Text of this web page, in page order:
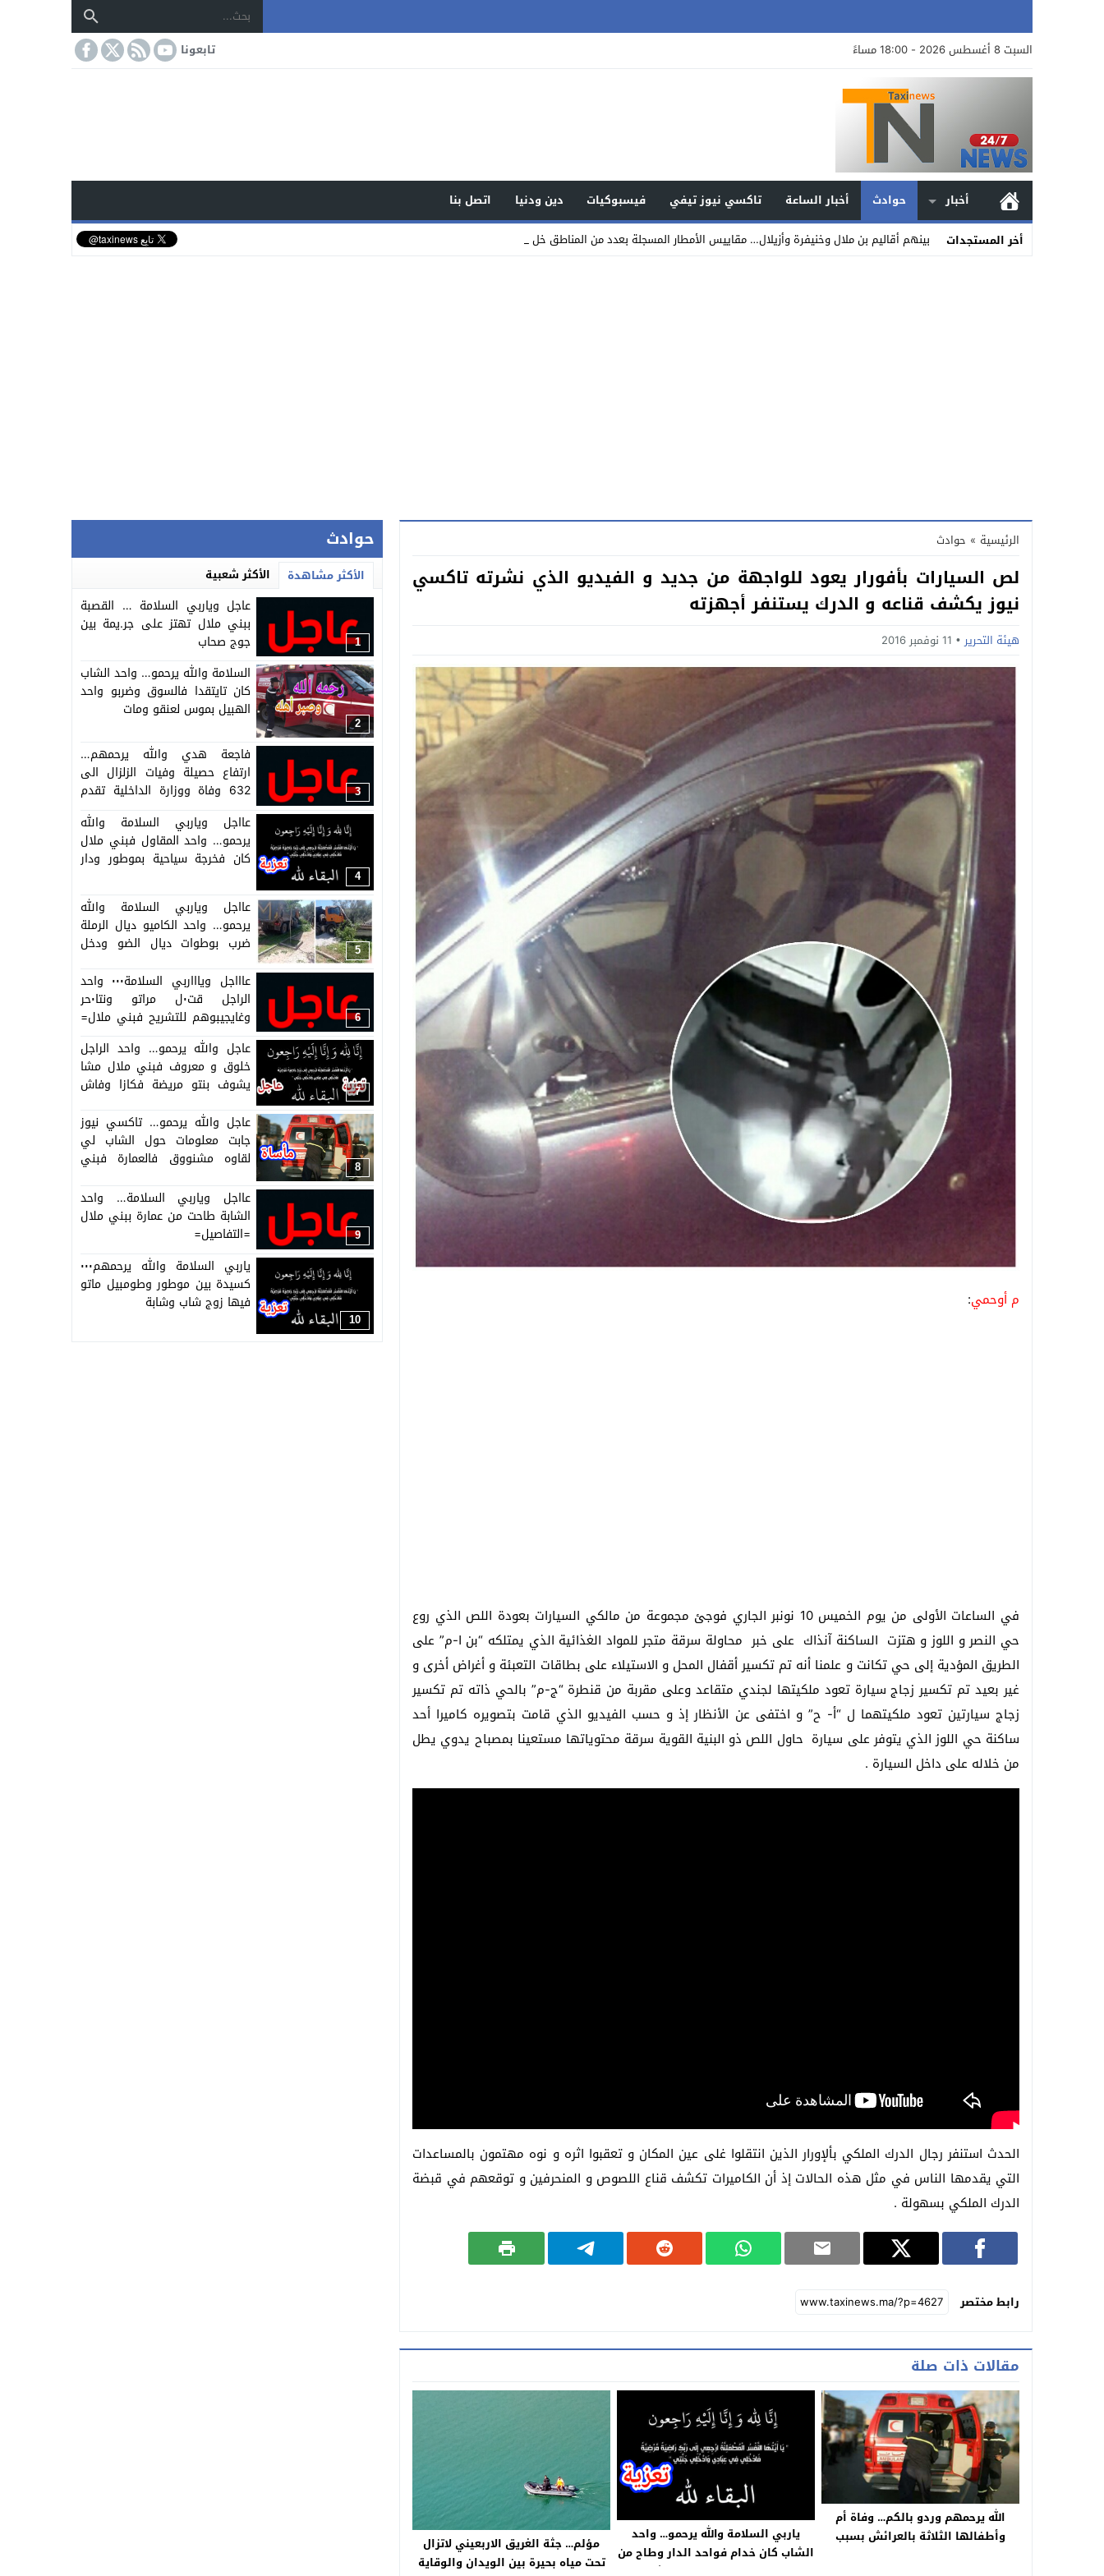
السبت 8 أغسطس 2026 - 18:00 مساءً تابعونا
أخبار حوادث أخبار الساعة تاكسي نيوز تيفي فيسبوكيات دين ودنيا
اتصل بنا
أخر المستجدات
بينهم أقاليم بن ملال وخنيفرة وأزيلال… مقاييس الأمطار المسجلة بعدد من المناطق خلال 24 ساعة
الرئيسية » حوادث
لص السيارات بأفورار يعود للواجهة من جديد و الفيديو الذي نشرته تاكسي
نيوز يكشف قناعه و الدرك يستنفر أجهزته
هيئة التحرير 11 نوفمبر 2016
م أوحمي:
في الساعات الأولى من يوم الخميس 10 نونبر الجاري فوجئ مجموعة من مالكي السيارات بعودة اللص الذي روع
حي النصر و اللوز و هتزت الساكنة آنذاك على خبر محاولة سرقة متجر للمواد الغذائية الذي يمتلكه “بن ا-م” على
الطريق المؤدية إلى حي تكانت و علمنا أنه تم تكسير أقفال المحل و الاستيلاء على بطاقات التعبئة و أغراض أخرى و
غير بعيد تم تكسير زجاج سيارة تعود ملكيتها لجندي متقاعد وعلى مقربة من قنطرة “ج-م” بالحي ذاته تم تكسير
زجاج سيارتين تعود ملكيتهما ل “أ- ح” و اختفى عن الأنظار إذ و حسب الفيديو الذي قامت بتصويره كاميرا أحد
ساكنة حي اللوز الذي يتوفر على سيارة حاول اللص ذو البنية القوية سرقة محتوياتها مستعينا بمصباح يدوي يطل
من خلاله على داخل السيارة .
الحدث استنفر رجال الدرك الملكي بألإورار الذين انتقلوا غلى عين المكان و تعقبوا اثره و نوه مهتمون بالمساعدات
التي يقدمها الناس في مثل هذه الحالات إذ أن الكاميرات تكشف قناع اللصوص و المنحرفين و توقعهم في قبضة
الدرك الملكي بسهولة .
رابط مختصر
مقالات ذات صلة
الله يرحمهم وردو بالكم… وفاة أم
وأطفالها الثلاثة بالعرائش بسبب
ياربي السلامة والله يرحمو… واحد
الشاب كان خدام فواحد الدار وطاح من
الطابق العلوي وجابوه للانعاش ببني
مؤلم… جثة الغريق الاربعيني لاتزال
تحت مياه بحيرة بين الويدان والوقاية
حوادث
الأكثر مشاهدة الأكثر شعبية
1
عاجل وياربي السلامة … القصبة
ببني ملال تهتز على جر.يمة بين
جوج صحاب
2
السلامة والله يرحمو… واحد الشاب
كان تايتقدا فالسوق وضربو واحد
الهبيل بموس لعنقو ومات
3
فاجعة هدي والله يرحمهم…
ارتفاع حصيلة وفيات الزلزال الى
632 وفاة ووزارة الداخلية تقدم
4
عااجل وياربي السلامة والله
يرحمو… واحد المقاول فبني ملال
كان فخرجة سياحية بموطور ودار
5
عااجل وياربي السلامة والله
يرحمو… واحد الكاميو ديال الرملة
ضرب بوطوات ديال الضو ودخل
6
عاااجل وياااربي السلامة٠٠٠ واحد
الراجل قت٠ل مراتو ونتا٠حر
وغايجيبوهم للتشريح فبني ملال=
تفاصيل حصرية=
7
عاجل والله يرحمو… واحد الراجل
خلوق و معروف فبني ملال مشا
يشوف بنتو مريضة فكازا وفاش
بين صحابو واسرتو
8
عاجل والله يرحمو… تاكسي نيوز
جابت معلومات حول الشاب لي
لقاوه مشنووق فالعمارة فبني
9
عااجل وياربي السلامة… واحد
الشابة طاحت من عمارة ببني ملال
=التفاصيل=
10
ياربي السلامة والله يرحمهم٠٠٠
كسيدة بين موطور وطومبيل ماتو
فيها زوج شاب وشابة